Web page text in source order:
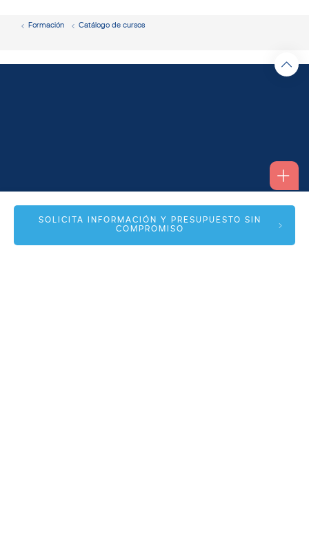
SOLICITA INFORMACIÓN Y PRESUPUESTO SIN
COMPROMISO
Formación Catálogo de cursos
Alfonso I, 17 Planta 1ª